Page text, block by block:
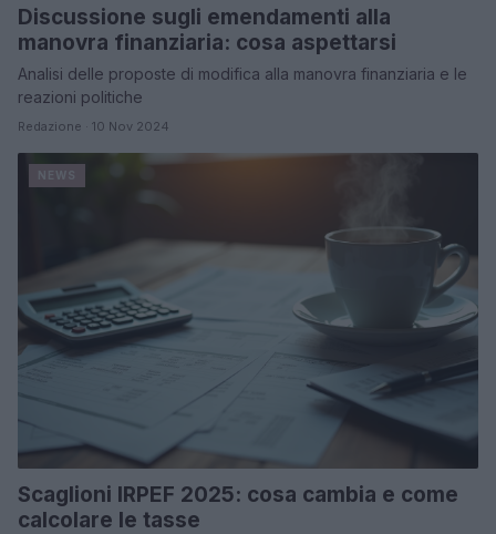
Discussione sugli emendamenti alla
manovra finanziaria: cosa aspettarsi
Analisi delle proposte di modifica alla manovra finanziaria e le
reazioni politiche
Redazione · 10 Nov 2024
Scaglioni IRPEF 2025: cosa cambia e come
calcolare le tasse